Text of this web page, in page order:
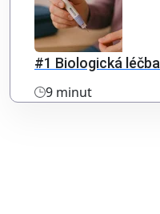
#1 Biologická léčba
9 minut